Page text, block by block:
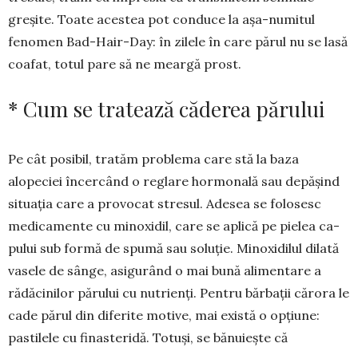
greșite. Toate aces­tea pot conduce la așa-numitul
fenomen Bad-Hair-Day: în zilele în care părul nu se lasă
coafat, totul pare să ne meargă prost.
* Cum se tratează căderea părului
Pe cât posibil, tratăm problema care stă la baza
alopeciei încercând o reglare hor­monală sau depășind
situația care a provo­cat stresul. Adesea se folosesc
medicamente cu minoxidil, care se aplică pe pielea ca­
pului sub formă de spumă sau soluție. Mino­xidilul dilată
vasele de sânge, asigurând o mai bună alimentare a
rădăcinilor părului cu nutrienți. Pentru bărbații cărora le
cade părul din diferite motive, mai există o opțiune:
pastilele cu finas­teridă. Totuși, se bănuiește că